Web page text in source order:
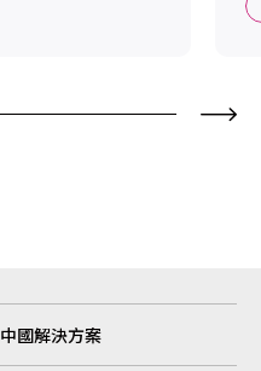
中國解決方案